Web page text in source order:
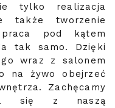
tylko realizacja
także tworzenie
pod kątem
tak samo. Dzięki
wraz z salonem
na żywo obejrzeć
Zachęcamy
się z naszą